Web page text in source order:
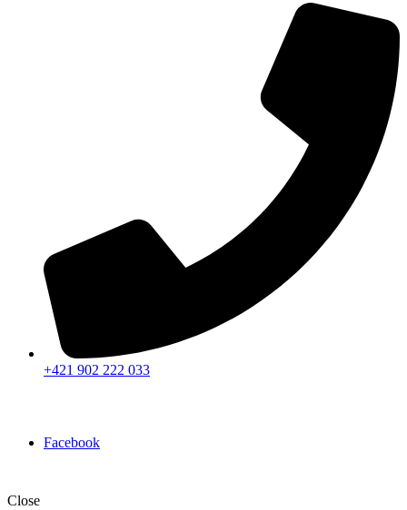
+421 902 222 033
Facebook
Close